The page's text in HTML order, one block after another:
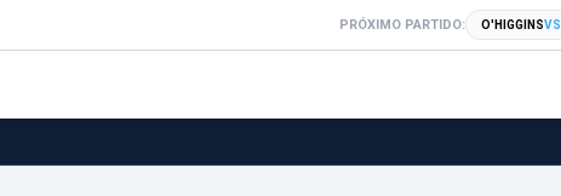
PRÓXIMO PARTIDO: O'HIGGINSVS